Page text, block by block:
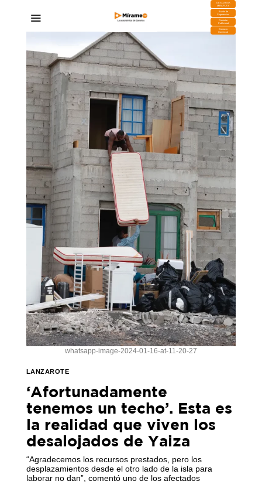
DESCARGA
MIRAPLAY
Buzón de
Sugerencias
Contratar
Publicidad
Contacto
Comercial
whatsapp-image-2024-01-16-at-11-20-27
LANZAROTE
‘Afortunadamente
tenemos un techo’. Esta es
la realidad que viven los
desalojados de Yaiza
“Agradecemos los recursos prestados, pero los
desplazamientos desde el otro lado de la isla para
laborar no dan”, comentó uno de los afectados